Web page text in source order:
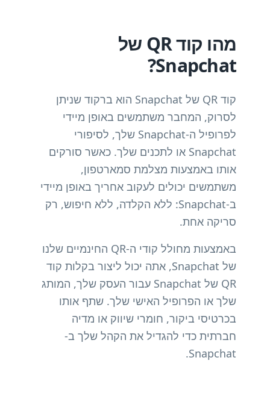
מהו קוד QR של
Snapchat?
קוד QR של Snapchat הוא ברקוד שניתן
לסרוק, המחבר משתמשים באופן מיידי
לפרופיל ה-Snapchat שלך, לסיפורי
Snapchat או לתכנים שלך. כאשר סורקים
אותו באמצעות מצלמת סמארטפון,
משתמשים יכולים לעקוב אחריך באופן מיידי
ב-Snapchat: ללא הקלדה, ללא חיפוש, רק
סריקה אחת.
באמצעות מחולל קודי ה-QR החינמיים שלנו
של Snapchat, אתה יכול ליצור בקלות קוד
QR של Snapchat עבור העסק שלך, המותג
שלך או הפרופיל האישי שלך. שתף אותו
בכרטיסי ביקור, חומרי שיווק או מדיה
חברתית כדי להגדיל את הקהל שלך ב-
Snapchat.